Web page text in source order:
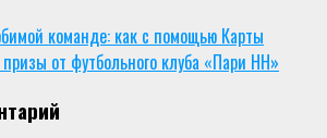
команде: как с помощью Карты
от футбольного клуба «Пари НН»